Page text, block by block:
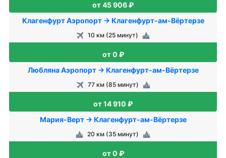
от 45 906 ₽
Клагенфурт Аэропорт → Клагенфурт-ам-Вёртерзе
10 км (25 минут)
от 0 ₽
Любляна Аэропорт → Клагенфурт-ам-Вёртерзе
77 км (85 минут)
от 14 910 ₽
Мария-Верт → Клагенфурт-ам-Вёртерзе
20 км (35 минут)
от 0 ₽